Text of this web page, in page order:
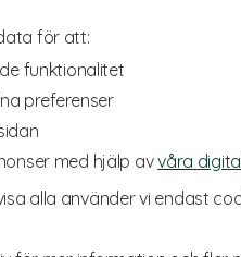
för att:
funktionalitet
preferenser
med hjälp avvåra
alla använder vi endast